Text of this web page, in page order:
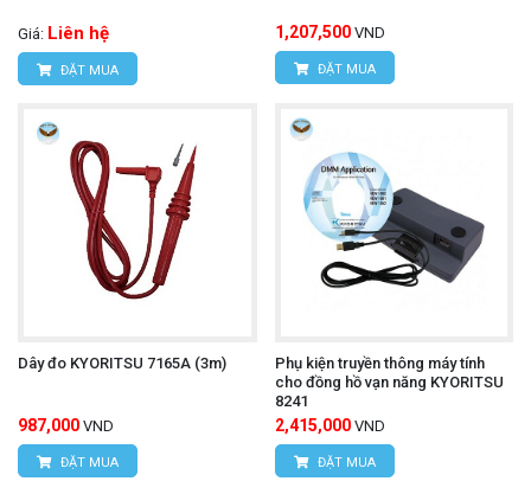
Giá: Liên hệ
ĐẶT MUA
1,207,500 VND
ĐẶT MUA
Dây đo KYORITSU 7165A (3m)
987,000 VND
ĐẶT MUA
Phụ kiện truyền thông máy tính
cho đồng hồ vạn năng KYORITSU
8241
2,415,000 VND
ĐẶT MUA